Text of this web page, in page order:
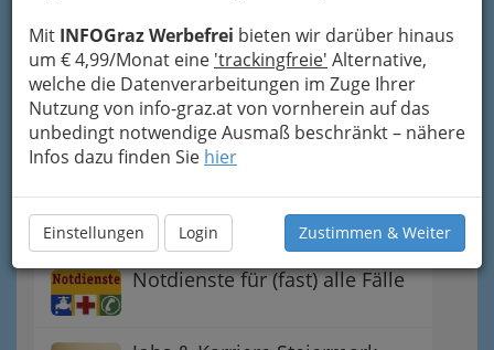
Mit INFOGraz Werbefrei bieten wir darüber hinaus
um € 4,99/Monat eine 'trackingfreie' Alternative,
welche die Datenverarbeitungen im Zuge Ihrer
Nutzung von info-graz.at von vornherein auf das
unbedingt notwendige Ausmaß beschränkt – nähere
Infos dazu finden Sie hier
Einstellungen Login Zustimmen & Weiter
Einkaufen & Schenken - der
Handel
Gutschein-Welt: von myToys
bis H&M, C&A u.v.m.
Gewinnspiele - Lokale
Gutscheine
Notdienste für (fast) alle Fälle